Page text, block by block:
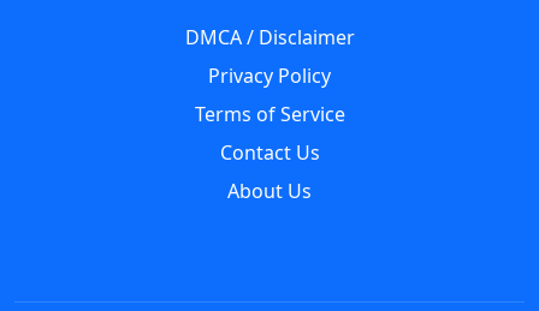
DMCA / Disclaimer
Privacy Policy
Terms of Service
Contact Us
About Us